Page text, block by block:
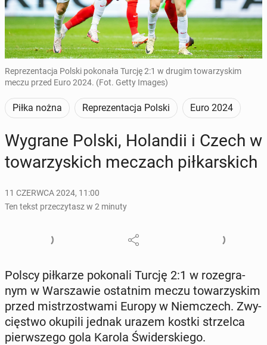
Reprezentacja Polski pokonała Turcję 2:1 w drugim towarzyskim
meczu przed Euro 2024. (Fot. Getty Images)
Piłka nożna Reprezentacja Polski Euro 2024
Wygrane Polski, Ho­lan­dii i Czech w
to­wa­rzy­skich meczach pił­kar­skich
11 CZERWCA 2024, 11:00
Ten tekst przeczytasz w 2 minuty
Polscy pił­ka­rze po­ko­na­li Turcję 2:1 w ro­ze­gra­
nym w War­sza­wie ostat­nim meczu to­wa­rzy­skim
przed mi­strzo­stwa­mi Europy w Niem­czech. Zwy­
cię­stwo okupili jednak urazem kostki strzel­ca
pierw­sze­go gola Karola Świ­der­skie­go.